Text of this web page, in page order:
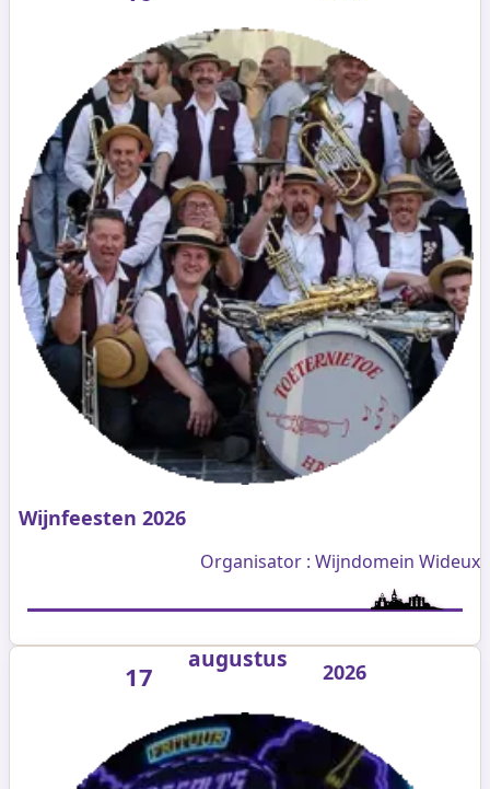
Wijnfeesten 2026
Organisator : Wijndomein Wideux
17
augustus 2026